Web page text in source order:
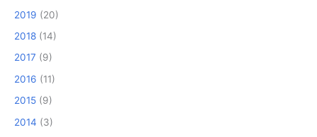
2019 (20)
2018 (14)
2017 (9)
2016 (11)
2015 (9)
2014 (3)